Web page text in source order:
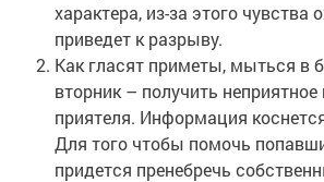
характера, из-за этого чувства
приведет к разрыву.
Как гласят приметы, мыться в
вторник – получить неприятное
приятеля. Информация
Для того чтобы помочь
придется пренебречь